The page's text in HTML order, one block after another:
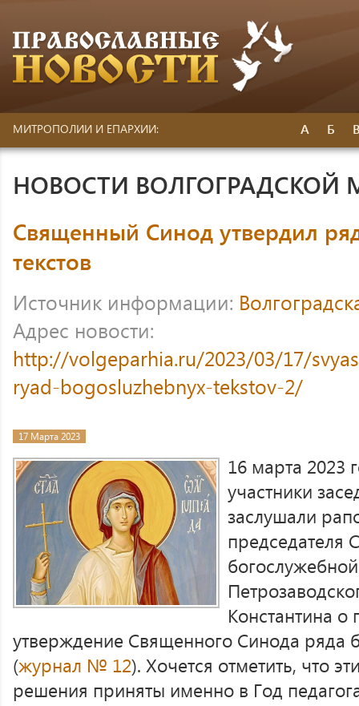
МИТРОПОЛИИ И ЕПАРХИИ: А Б
НОВОСТИ
Священный Синод утвердил
текстов
Источник информации:
Адрес новости:
http://volgeparhia.ru/2023/03/17/
ryad-bogosluzhebnyx-tekstov-2/
17 Марта 2023
16 марта 2023
участники
заслушали
председателя
Константина о
утверждение Священного Синода ряда
(журнал № 12). Хочется отметить, что
решения приняты именно в Год